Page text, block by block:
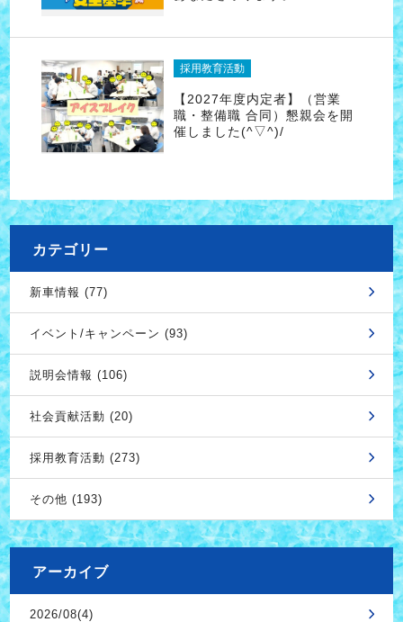
採用教育活動
【2027年度内定者】（営業
職・整備職 合同）懇親会を開
催しました(^▽^)/
カテゴリー
新車情報 (77)
イベント/キャンペーン (93)
説明会情報 (106)
社会貢献活動 (20)
採用教育活動 (273)
その他 (193)
アーカイブ
2026/08(4)